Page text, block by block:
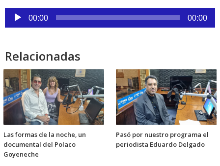
Reproductor
de
00:00 00:00
Relacionadas
Las formas de la noche, un
documental del Polaco
Goyeneche
Pasó por nuestro programa el
periodista Eduardo Delgado